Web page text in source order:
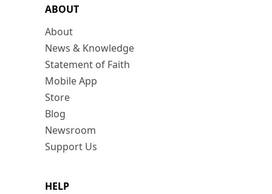
ABOUT
About
News & Knowledge
Statement of Faith
Mobile App
Store
Blog
Newsroom
Support Us
HELP